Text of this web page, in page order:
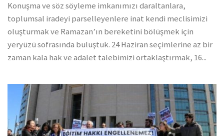
Konuşma ve söz söyleme imkanımızı daraltanlara,
toplumsal iradeyi parselleyenlere inat kendi meclisimizi
oluşturmak ve Ramazan’ın bereketini bölüşmek için
yeryüzü sofrasında buluştuk. 24 Haziran seçimlerine az bir
zaman kala hak ve adalet talebimizi ortaklaştırmak, 16...